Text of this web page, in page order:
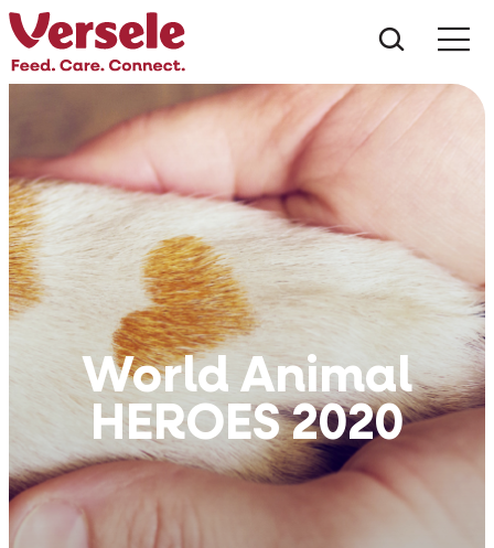
World Animal
HEROES 2020